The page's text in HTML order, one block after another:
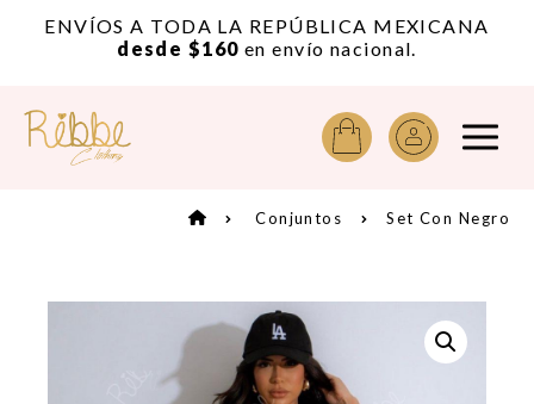
ENVÍOS A TODA LA REPÚBLICA MEXICANA
desde $160 en envío nacional.
Conjuntos Set Con Negro